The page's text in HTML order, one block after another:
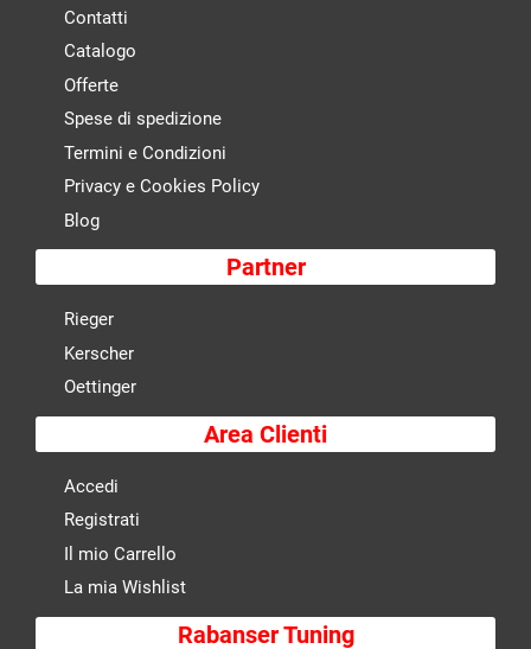
Contatti
Catalogo
Offerte
Spese di spedizione
Termini e Condizioni
Privacy e Cookies Policy
Blog
Partner
Rieger
Kerscher
Oettinger
Area Clienti
Accedi
Registrati
Il mio Carrello
La mia Wishlist
Rabanser Tuning